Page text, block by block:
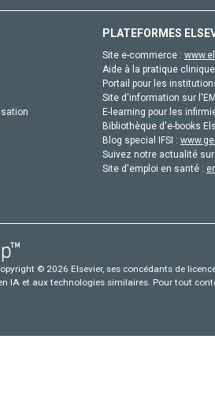
PLATEFORMES
Site e-commerce :
Aide à la pratique
Portail pour les
Site d'information sur
E-learning pour les
Bibliothèque d'e-books
Blog special IFSI :
Suivez notre actualité
Site d'emploi en santé :
© 2026 Elsevier, ses concédants de
IA et aux technologies similaires. Pour tout